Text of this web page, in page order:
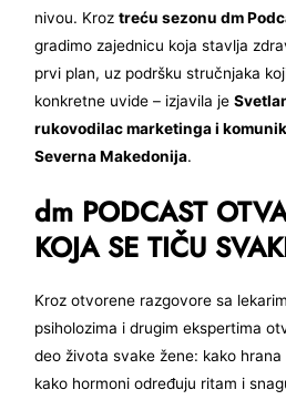
nivou. Kroztreću sezonu dm
gradimo zajednicu koja stavlja
prvi plan, uz podršku stručnjaka
konkretne uvide – izjavila je
rukovodilac marketinga i
Severna Makedonija.
dm PODCAST
KOJA SE TIČU
Kroz otvorene razgovore sa
psiholozima i drugim ekspertima
deo života svake žene: kako
kako hormoni određuju ritam i